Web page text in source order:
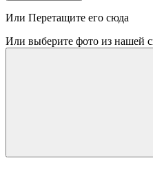
Или Перетащите его сюда
Или выберите фото из нашей